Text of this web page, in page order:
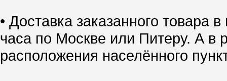
• Доставка заказанного товара
часа по Москве или Питеру. А в
расположения населённого